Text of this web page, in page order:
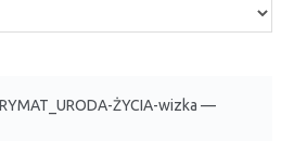
ŻYCIA-wizka —